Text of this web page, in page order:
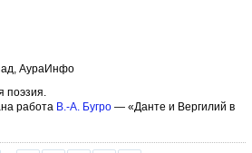
АураИнфо
поэзия.
работа В.-А. Бугро — «Данте и Вергилий в